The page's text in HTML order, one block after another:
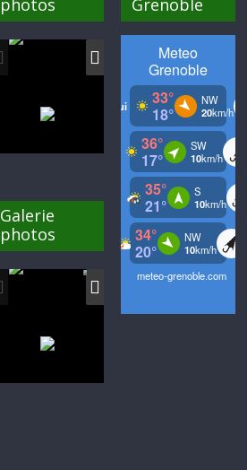
photos
Galerie
photos
Grenoble